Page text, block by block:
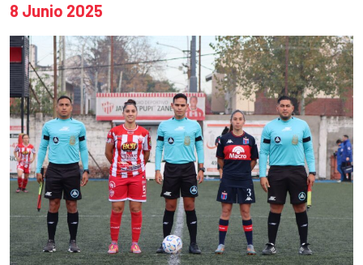
8 Junio 2025